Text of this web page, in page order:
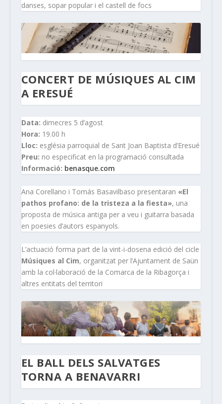
danses, sopar popular i el castell de focs
CONCERT DE MÚSIQUES AL CIM
A ERESUÉ
Data: dimecres 5 d’agost
Hora: 19.00 h
Lloc: església parroquial de Sant Joan Baptista d’Eresué
Preu: no especificat en la programació consultada
Informació: benasque.com
Ana Corellano i Tomás Basavilbaso presentaran «El
pathos profano: de la tristeza a la fiesta», una
proposta de música antiga per a veu i guitarra basada
en poesies d’autors espanyols.
L’actuació forma part de la vint-i-dosena edició del cicle
Músiques al Cim, organitzat per l’Ajuntament de Saün
amb la col·laboració de la Comarca de la Ribagorça i
altres entitats del territori
EL BALL DELS SALVATGES
TORNA A BENAVARRI